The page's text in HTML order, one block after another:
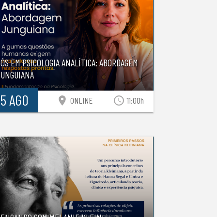
EM PSICOLOGIA ANALÍTICA: ABORDAGEM
AGO location_on ONLINE access_time 11:00h